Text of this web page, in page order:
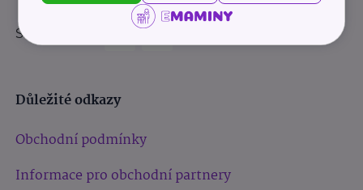
Sledujte nás:
Důležité odkazy
Obchodní podmínky
Informace pro obchodní partnery